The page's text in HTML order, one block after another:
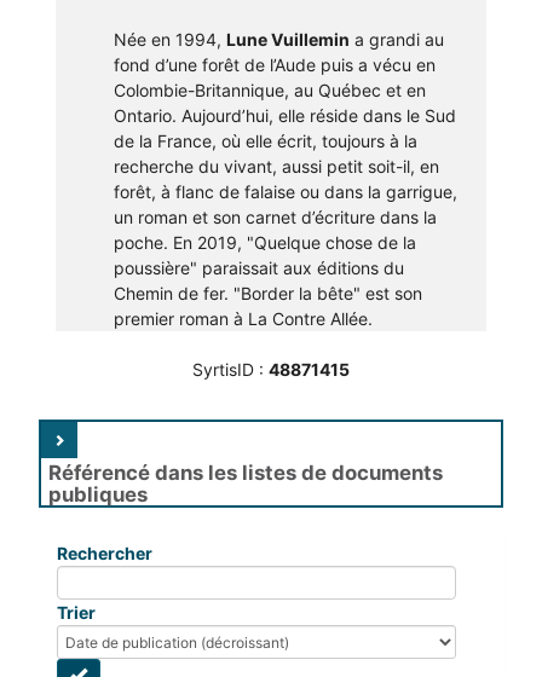
Née en 1994,Lune Vuillemin a grandi au
fond d’une forêt de l’Aude puis a vécu en
Colombie-Britannique, au Québec et en
Ontario. Aujourd’hui, elle réside dans le Sud
de la France, où elle écrit, toujours à la
recherche du vivant, aussi petit soit-il, en
forêt, à flanc de falaise ou dans la garrigue,
un roman et son carnet d’écriture dans la
poche. En 2019, "Quelque chose de la
poussière" paraissait aux éditions du
Chemin de fer. "Border la bête" est son
premier roman à La Contre Allée.
SyrtisID : 48871415
Référencé dans les listes de documents
publiques
Rechercher
Trier